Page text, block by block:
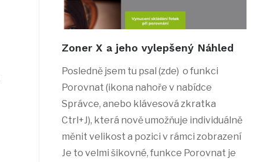
Zoner X a jeho vylepšený Náhled
Posledně jsem tu psal (zde) o funkci
Porovnat (ikona nahoře v nabídce
Správce, anebo klávesová zkratka
Ctrl+J), která nově umožňuje individuálně
měnit velikost a pozici v rámci zobrazení
Je to velmi šikovné, funkce Porovnat je